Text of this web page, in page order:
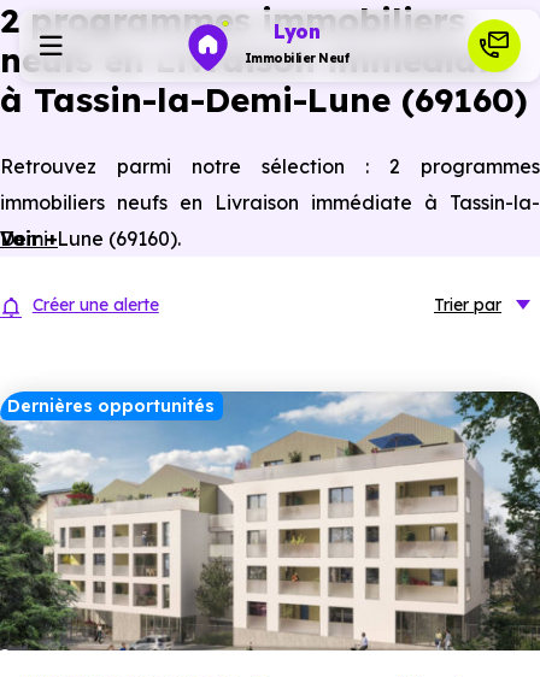
Lyon
Immobilier Neuf
Investir
Ressources
Financer
2 programmes immobiliers
neufs en Livraison immédiate
à Tassin-la-Demi-Lune (69160)
Retrouvez parmi notre sélection : 2 programmes
immobiliers neufs en Livraison immédiate à Tassin-la-
Demi-Lune (69160).
Voir +
Créer une alerte Trier par
Dernières opportunités